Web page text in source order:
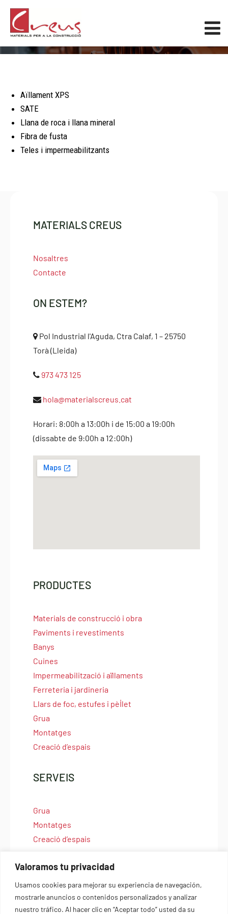
Valoramos tu privacidad
Usamos cookies para mejorar su experiencia de navegación,
mostrarle anuncios o contenidos personalizados y analizar
nuestro tráfico. Al hacer clic en “Aceptar todo” usted da su
Impermeabilització i aïllaments
Aïllament XPS
SATE
Llana de roca i llana mineral
Fibra de fusta
Teles i impermeabilitzants
MATERIALS CREUS
Nosaltres
Contacte
ON ESTEM?
Pol Industrial l'Aguda, Ctra Calaf, 1 – 25750
Torà (Lleida)
973 473 125
hola@materialscreus.cat
Horari: 8:00h a 13:00h i de 15:00 a 19:00h
(dissabte de 9:00h a 12:00h)
PRODUCTES
Materials de construcció i obra
Paviments i revestiments
Banys
Cuines
Impermeabilització i aïllaments
Ferreteria i jardineria
Llars de foc, estufes i pèl·let
Grua
Montatges
Creació d’espais
SERVEIS
Grua
Montatges
Creació d’espais
© Copyright 2025 | Materials per a la Construcció Creus |
Materials per a la construcció a Torà